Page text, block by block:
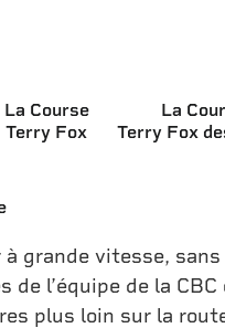
La Course
Terry Fox
La
Terry Fox
bien dormi la nuit
le navire pour
jusqu’à l’hôtel de
grande vitesse,
de l’équipe de la
plus loin sur la